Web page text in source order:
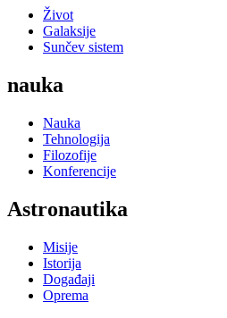
Život
Galaksije
Sunčev sistem
nauka
Nauka
Tehnologija
Filozofije
Konferencije
Astronautika
Misije
Istorija
Događaji
Oprema